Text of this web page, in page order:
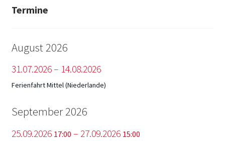
Termine
August 2026
31.07.2026– 14.08.2026
Ferienfahrt Mittel (Niederlande)
September 2026
25.09.2026 17:00 – 27.09.2026 15:00